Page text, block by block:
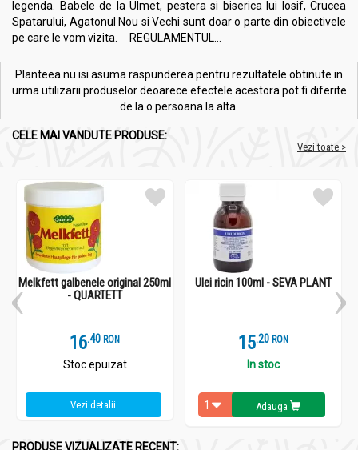
legenda. Babele de la Ulmet, pestera si biserica lui Iosif, Crucea
Spatarului, Agatonul Nou si Vechi sunt doar o parte din obiectivele
pe care le vom vizita. REGULAMENTUL...
Planteea nu isi asuma raspunderea pentru rezultatele obtinute in
urma utilizarii produselor deoarece efectele acestora pot fi diferite
de la o persoana la alta.
CELE MAI VANDUTE PRODUSE:
Vezi toate >
Melkfett galbenele original 250ml
- QUARTETT
16.4 RON
Stoc epuizat
Vezi detalii
Ulei ricin 100ml - SEVA PLANT
15.2 RON
In stoc
Adauga
PRODUSE VIZUALIZATE RECENT: